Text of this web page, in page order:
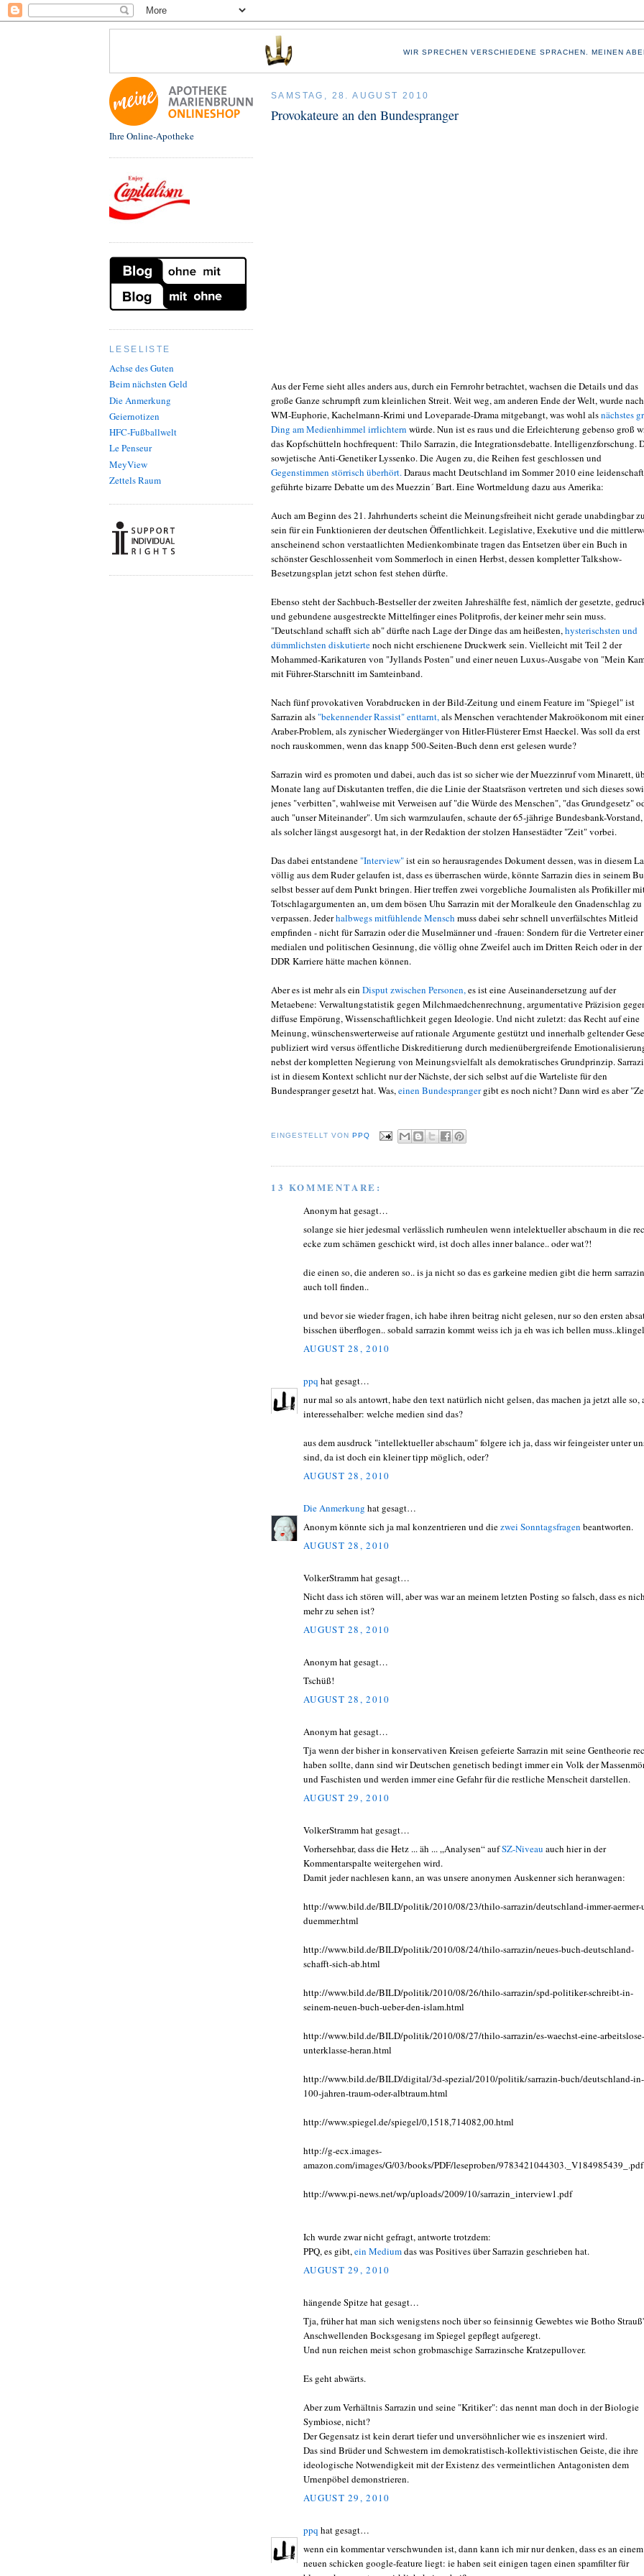
WIR SPRECHEN VERSCHIEDENE SPRACHEN. MEINEN
Ihre Online-Apotheke
LESELISTE
Achse des Guten
Beim nächsten Geld
Die Anmerkung
Geiernotizen
HFC-Fußballwelt
Le Penseur
MeyView
Zettels Raum
SAMSTAG, 28. AUGUST 2010
Provokateure an den Bundespranger
Aus der Ferne sieht alles anders aus, durch ein Fernrohr betrachtet, wachsen die Details und das
große Ganze schrumpft zum kleinlichen Streit. Weit weg, am anderen Ende der Welt, wurde nach
WM-Euphorie, Kachelmann-Krimi und Loveparade-Drama mitgebangt, was wohl alsnächstes
Ding am Medienhimmel irrlichtern würde. Nun ist es raus und die Erleichterung gebenso groß
das Kopfschütteln hochfrequent: Thilo Sarrazin, die Integrationsdebatte. Intelligenzforschung.
sowjetische Anti-Genetiker Lyssenko. Die Augen zu, die Reihen fest geschlossen und
Gegenstimmen störrisch überhört. Daraus macht Deutschland im Sommer 2010 eine
geführte bizarre Debatte um des Muezzin´ Bart. Eine Wortmeldung dazu aus Amerika:
Auch am Beginn des 21. Jahrhunderts scheint die Meinungsfreiheit nicht gerade unabdingbar zu
sein für ein Funktionieren der deutschen Öffentlichkeit. Legislative, Exekutive und die
anscheinend schon verstaatlichten Medienkombinate tragen das Entsetzen über ein Buch in
schönster Geschlossenheit vom Sommerloch in einen Herbst, dessen kompletter Talkshow-
Besetzungsplan jetzt schon fest stehen dürfte.
Ebenso steht der Sachbuch-Bestseller der zweiten Jahreshälfte fest, nämlich der gesetzte,
und gebundene ausgestreckte Mittelfinger eines Politprofis, der keiner mehr sein muss.
"Deutschland schafft sich ab" dürfte nach Lage der Dinge das am heißesten, hysterischsten und
dümmlichsten diskutiertenoch nicht erschienene Druckwerk sein. Vielleicht mit Teil 2 der
Mohammed-Karikaturen von "Jyllands Posten" und einer neuen Luxus-Ausgabe von "Mein
mit Führer-Starschnitt im Samteinband.
Nach fünf provokativen Vorabdrucken in der Bild-Zeitung und einem Feature im "Spiegel" ist
Sarrazin als "bekennender Rassist" enttarnt, als Menschen verachtender Makroökonom mit
Araber-Problem, als zynischer Wiedergänger von Hitler-Flüsterer Ernst Haeckel. Was soll da erst
noch rauskommen, wenn das knapp 500-Seiten-Buch denn erst gelesen wurde?
Sarrazin wird es promoten und dabei, auch das ist so sicher wie der Muezzinruf vom Minarett,
Monate lang auf Diskutanten treffen, die die Linie der Staatsräson vertreten und sich dieses
jenes "verbitten", wahlweise mit Verweisen auf "die Würde des Menschen", "das Grundgesetz"
auch "unser Miteinander". Um sich warmzulaufen, schaute der 65-jährige Bundesbank-
als solcher längst ausgesorgt hat, in der Redaktion der stolzen Hansestädter "Zeit" vorbei.
Das dabei entstandene "Interview"ist ein so herausragendes Dokument dessen, was in diesem
völlig aus dem Ruder gelaufen ist, dass es überraschen würde, könnte Sarrazin dies in seinem
selbst besser auf dem Punkt bringen. Hier treffen zwei vorgebliche Journalisten als Profikiller
Totschlagargumenten an, um dem bösen Uhu Sarrazin mit der Moralkeule den Gnadenschlag zu
verpassen. Jederhalbwegs mitfühlende Mensch muss dabei sehr schnell unverfälschtes Mitleid
empfinden - nicht für Sarrazin oder die Muselmänner und -frauen: Sondern für die Vertreter einer
medialen und politischen Gesinnung, die völlig ohne Zweifel auch im Dritten Reich oder in der
DDR Karriere hätte machen können.
Aber es ist mehr als ein Disput zwischen Personen, es ist eine Auseinandersetzung auf der
Metaebene: Verwaltungstatistik gegen Milchmaedchenrechnung, argumentative Präzision
diffuse Empörung, Wissenschaftlichkeit gegen Ideologie. Und nicht zuletzt: das Recht auf eine
Meinung, wünschenswerterweise auf rationale Argumente gestützt und innerhalb geltender
publiziert wird versus öffentliche Diskreditierung durch medienübergreifende
nebst der kompletten Negierung von Meinungsvielfalt als demokratisches Grundprinzip.
ist in diesem Kontext schlicht nur der Nächste, der sich selbst auf die Warteliste für den
Bundespranger gesetzt hat. Was, einen Bundesprangergibt es noch nicht? Dann wird es aber
EINGESTELLT VON PPQ
13 KOMMENTARE:
Anonym hat gesagt…
solange sie hier jedesmal verlässlich rumheulen wenn intelektueller abschaum in die
ecke zum schämen geschickt wird, ist doch alles inner balance.. oder wat?!
die einen so, die anderen so.. is ja nicht so das es garkeine medien gibt die herrn sarrazin
auch toll finden..
und bevor sie wieder fragen, ich habe ihren beitrag nicht gelesen, nur so den ersten
bisschen überflogen.. sobald sarrazin kommt weiss ich ja eh was ich bellen
AUGUST 28, 2010
ppq hat gesagt…
nur mal so als antowrt, habe den text natürlich nicht gelsen, das machen ja jetzt alle so,
interessehalber: welche medien sind das?
aus dem ausdruck "intellektueller abschaum" folgere ich ja, dass wir feingeister unter
sind, da ist doch ein kleiner tipp möglich, oder?
AUGUST 28, 2010
Die Anmerkung hat gesagt…
Anonym könnte sich ja mal konzentrieren und diezwei Sonntagsfragen beantworten.
AUGUST 28, 2010
VolkerStramm hat gesagt…
Nicht dass ich stören will, aber was war an meinem letzten Posting so falsch, dass es
mehr zu sehen ist?
AUGUST 28, 2010
Anonym hat gesagt…
Tschüß!
AUGUST 28, 2010
Anonym hat gesagt…
Tja wenn der bisher in konservativen Kreisen gefeierte Sarrazin mit seine Gentheorie
haben sollte, dann sind wir Deutschen genetisch bedingt immer ein Volk der
und Faschisten und werden immer eine Gefahr für die restliche Menscheit darstellen.
AUGUST 29, 2010
VolkerStramm hat gesagt…
Vorhersehbar, dass die Hetz ... äh ... „Analysen“ aufSZ-Niveau auch hier in der
Kommentarspalte weitergehen wird.
Damit jeder nachlesen kann, an was unsere anonymen Auskenner sich heranwagen:
http://www.bild.de/BILD/politik/2010/08/23/thilo-sarrazin/deutschland-immer-aermer-
duemmer.html
http://www.bild.de/BILD/politik/2010/08/24/thilo-sarrazin/neues-buch-deutschland-
schafft-sich-ab.html
http://www.bild.de/BILD/politik/2010/08/26/thilo-sarrazin/spd-politiker-schreibt-in-
seinem-neuen-buch-ueber-den-islam.html
http://www.bild.de/BILD/politik/2010/08/27/thilo-sarrazin/es-waechst-eine-arbeitslose-
unterklasse-heran.html
http://www.bild.de/BILD/digital/3d-spezial/2010/politik/sarrazin-buch/deutschland-in-
100-jahren-traum-oder-albtraum.html
http://www.spiegel.de/spiegel/0,1518,714082,00.html
http://g-ecx.images-
amazon.com/images/G/03/books/PDF/leseproben/9783421044303._V184985439_.pdf
http://www.pi-news.net/wp/uploads/2009/10/sarrazin_interview1.pdf
Ich wurde zwar nicht gefragt, antworte trotzdem:
PPQ, es gibt,ein Mediumdas was Positives über Sarrazin geschrieben hat.
AUGUST 29, 2010
hängende Spitze hat gesagt…
Tja, früher hat man sich wenigstens noch über so feinsinnig Gewebtes wie Botho Strauß'
Anschwellenden Bocksgesang im Spiegel gepflegt aufgeregt.
Und nun reichen meist schon grobmaschige Sarrazinsche Kratzepullover.
Es geht abwärts.
Aber zum Verhältnis Sarrazin und seine "Kritiker": das nennt man doch in der Biologie
Symbiose, nicht?
Der Gegensatz ist kein derart tiefer und unversöhnlicher wie es inszeniert wird.
Das sind Brüder und Schwestern im demokratistisch-kollektivistischen Geiste, die ihre
ideologische Notwendigkeit mit der Existenz des vermeintlichen Antagonisten dem
Urnenpöbel demonstrieren.
AUGUST 29, 2010
ppq hat gesagt…
wenn ein kommentar verschwunden ist, dann kann ich mir nur denken, dass es an einem
neuen schicken google-feature liegt: ie haben seit einigen tagen einen spamfilter für